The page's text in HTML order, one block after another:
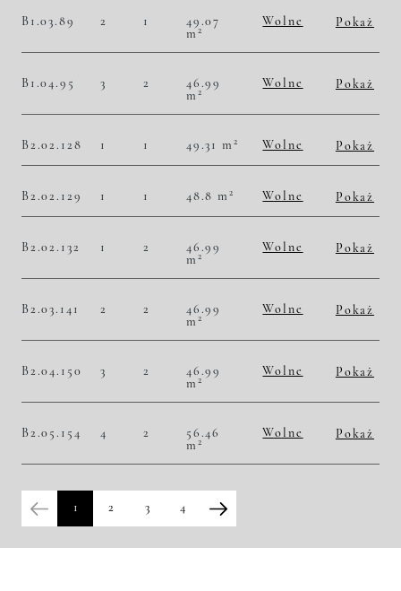
B1.03.89 2 1
49.07
m 2
Wolne
Pokaż
B1.04.95 3 2
46.99
m 2
Wolne
Pokaż
B2.02.128 1 1 49.31 m 2 Wolne
Pokaż
B2.02.129 1 1 48.8 m 2 Wolne
Pokaż
B2.02.132 1 2
46.99
m 2
Wolne
Pokaż
B2.03.141 2 2
46.99
m 2
Wolne
Pokaż
B2.04.150 3 2
46.99
m 2
Wolne
Pokaż
B2.05.154 4 2
56.46
m 2
Wolne
Pokaż
1 2 3 4